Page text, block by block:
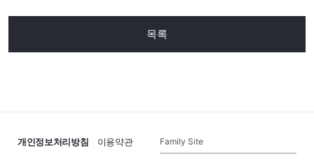
목록
개인정보처리방침 이용약관 Family Site